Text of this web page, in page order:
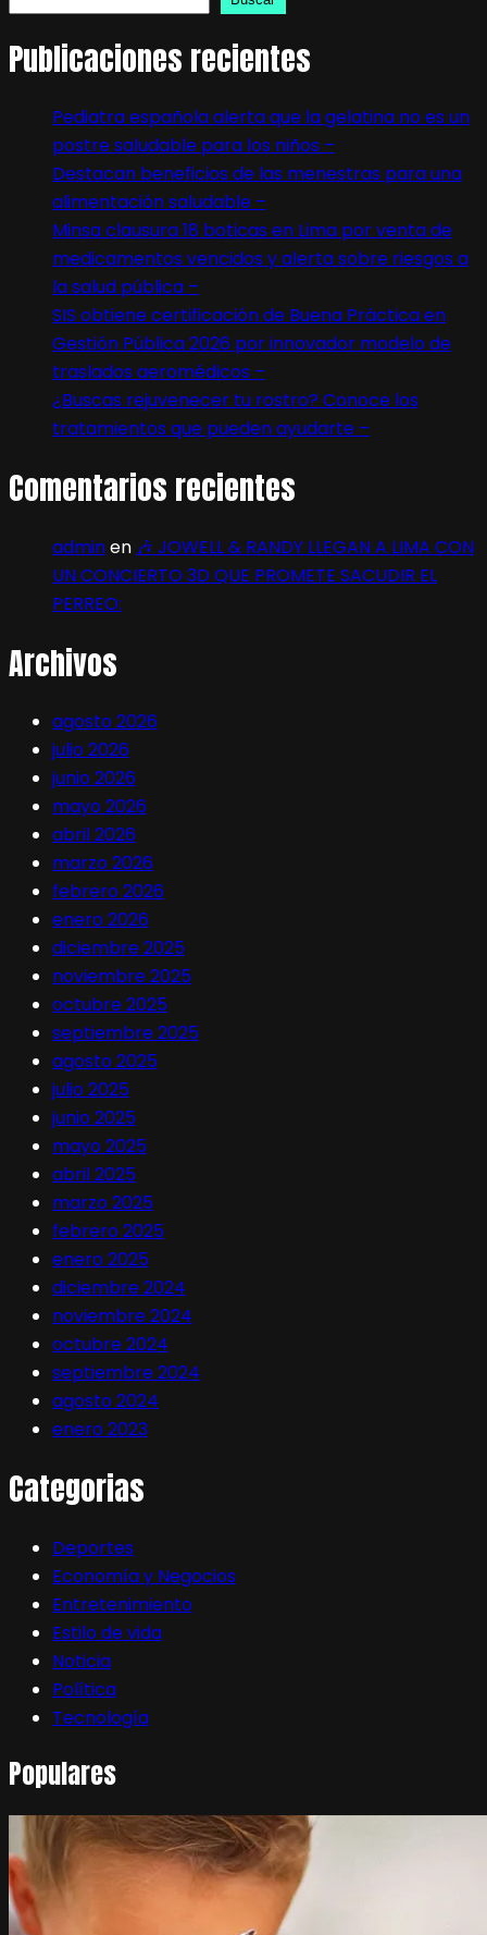
Publicaciones recientes
Pediatra española alerta que la gelatina no es un
postre saludable para los niños –
Destacan beneficios de las menestras para una
alimentación saludable –
Minsa clausura 18 boticas en Lima por venta de
medicamentos vencidos y alerta sobre riesgos a
la salud pública –
SIS obtiene certificación de Buena Práctica en
Gestión Pública 2026 por innovador modelo de
traslados aeromédicos –
¿Buscas rejuvenecer tu rostro? Conoce los
tratamientos que pueden ayudarte –
Comentarios recientes
adminen 🎶 JOWELL & RANDY LLEGAN A LIMA CON
UN CONCIERTO 3D QUE PROMETE SACUDIR EL
PERREO:
Archivos
agosto 2026
julio 2026
junio 2026
mayo 2026
abril 2026
marzo 2026
febrero 2026
enero 2026
diciembre 2025
noviembre 2025
octubre 2025
septiembre 2025
agosto 2025
julio 2025
junio 2025
mayo 2025
abril 2025
marzo 2025
febrero 2025
enero 2025
diciembre 2024
noviembre 2024
octubre 2024
septiembre 2024
agosto 2024
enero 2023
Categorias
Deportes
Economía y Negocios
Entretenimiento
Estilo de vida
Noticia
Política
Tecnología
Populares